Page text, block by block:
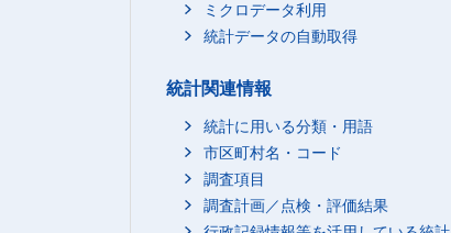
ミクロデータ利用
統計データの自動取得
統計関連情報
統計に用いる分類・用語
市区町村名・コード
調査項目
調査計画／点検・評価結果